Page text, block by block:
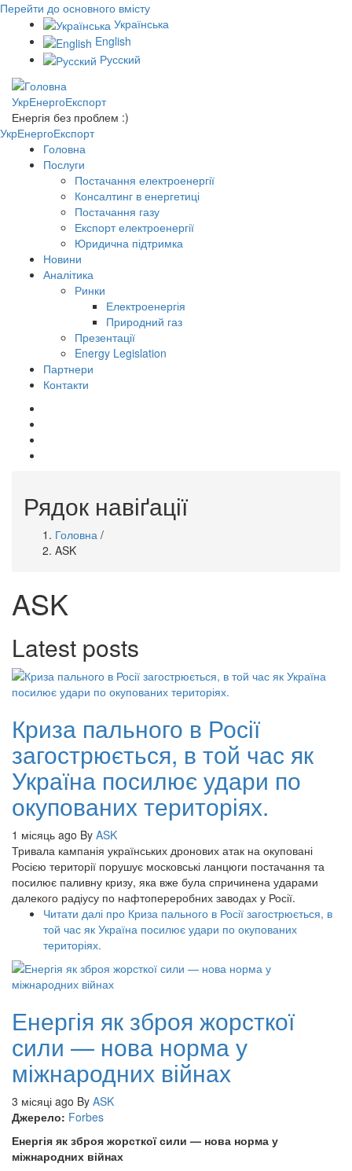
Перейти до основного вмісту
Українська
English
Русский
УкрЕнергоЕкспорт
Енергія без проблем :)
УкрЕнергоЕкспорт
Головна
Послуги
Постачання електроенергії
Консалтинг в енергетиці
Постачання газу
Експорт електроенергії
Юридична підтримка
Новини
Аналітика
Ринки
Електроенергія
Природний газ
Презентації
Energy Legislation
Партнери
Контакти
Рядок навіґації
Головна /
ASK
ASK
Latest posts
Криза пального в Росії
загострюється, в той час як
Україна посилює удари по
окупованих територіях.
1 місяць ago By ASK
Тривала кампанія українських дронових атак на окуповані
Росією території порушує московські ланцюги постачання та
посилює паливну кризу, яка вже була спричинена ударами
далекого радіусу по нафтопереробних заводах у Росії.
Читати далі про Криза пального в Росії загострюється, в
той час як Україна посилює удари по окупованих
територіях.
Енергія як зброя жорсткої
сили — нова норма у
міжнародних війнах
3 місяці ago By ASK
Джерело: Forbes
Енергія як зброя жорсткої сили — нова норма у
міжнародних війнах